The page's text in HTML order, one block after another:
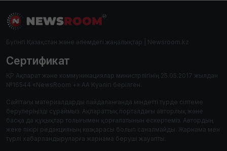
Бүгінгі Қазақстан және әлемдегі жаңалықтар | Newsroom.kz
Сертификат
ҚР Ақпарат және коммуникациялар министрлігінің 25.05.2017 жылдан
№16544 «NewsRoom +» АА Куәлігі берілген.
Сайттағы материалдарды пайдаланғанда міндетті түрде сілтеме
берулеріңізді сұраймыз. Ақпараттық порталдағы авторлық және
басқа да құқықтар толығымен қорғалатынын ескертеміз. Автордың
жеке пікірі редакцияның көзқарасы болып саналмайды. Жарнама мен
түрлі хабарландыруларға жарнама беруші жауапты.